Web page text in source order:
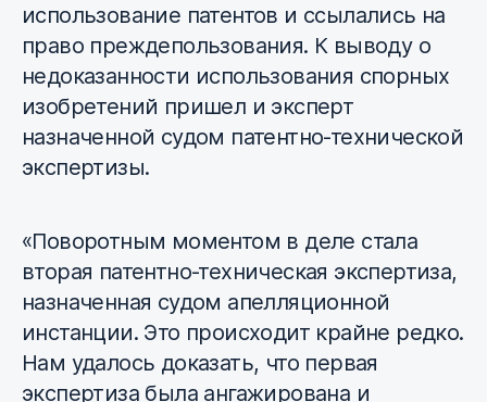
использование патентов и ссылались на
право преждепользования. К выводу о
недоказанности использования спорных
изобретений пришел и эксперт
назначенной судом патентно-технической
экспертизы.
«Поворотным моментом в деле стала
вторая патентно-техническая экспертиза,
назначенная судом апелляционной
инстанции. Это происходит крайне редко.
Нам удалось доказать, что первая
экспертиза была ангажирована и